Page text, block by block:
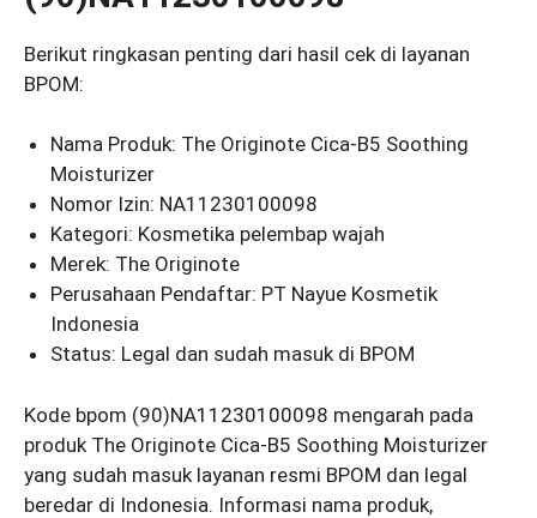
Berikut ringkasan penting dari hasil cek di layanan
BPOM:
Nama Produk: The Originote Cica-B5 Soothing
Moisturizer
Nomor Izin: NA11230100098
Kategori: Kosmetika pelembap wajah
Merek: The Originote
Perusahaan Pendaftar: PT Nayue Kosmetik
Indonesia
Status: Legal dan sudah masuk di BPOM
Kode bpom (90)NA11230100098 mengarah pada
produk The Originote Cica-B5 Soothing Moisturizer
yang sudah masuk layanan resmi BPOM dan legal
beredar di Indonesia. Informasi nama produk,